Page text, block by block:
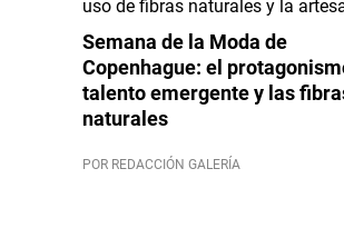
Semana de la Moda de
Copenhague: el
talento emergente y las
naturales
POR REDACCIÓN GALERÍA